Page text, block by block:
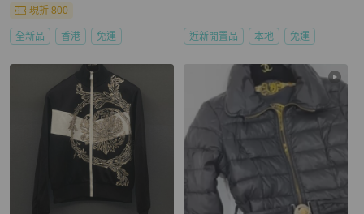
現折 800
全新品 香港 免運 近新閒置品 本地 免運